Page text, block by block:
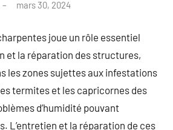
mars 30, 2024
joue un rôle essentiel
et la réparation des structures,
les zones sujettes aux infestations
termites et les capricornes des
d’humidité pouvant
L’entretien et la réparation de ces